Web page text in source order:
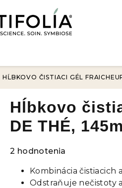
HĹBKOVO ČISTIACI GÉL
Hĺbkovo
DE THÉ,
Priemerné
produktu
2 hodnotenia
Kombinácia
Odstraňuje nečistoty